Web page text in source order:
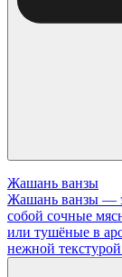
Жашань ванзы
Жашань ванзы —
собой сочные
или тушёные в
нежной